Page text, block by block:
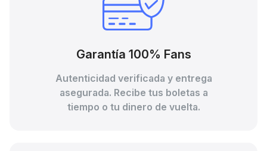
Garantía 100% Fans
Autenticidad verificada y entrega
asegurada. Recibe tus boletas a
tiempo o tu dinero de vuelta.